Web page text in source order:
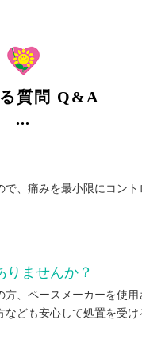
質問 Q&A
で、痛みを最小限にコン
りませんか？
方、ペースメーカーを使
なども安心して処置を受